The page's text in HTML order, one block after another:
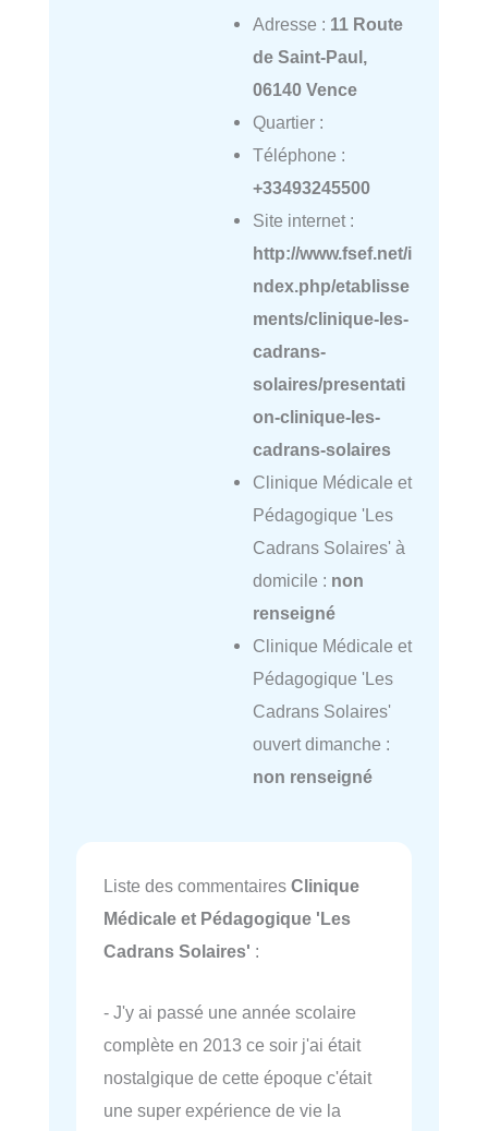
Adresse : 11 Route
de Saint-Paul,
06140 Vence
Quartier :
Téléphone :
+33493245500
Site internet :
http://www.fsef.net/i
ndex.php/etablisse
ments/clinique-les-
cadrans-
solaires/presentati
on-clinique-les-
cadrans-solaires
Clinique Médicale et
Pédagogique 'Les
Cadrans Solaires' à
domicile : non
renseigné
Clinique Médicale et
Pédagogique 'Les
Cadrans Solaires'
ouvert dimanche :
non renseigné
Liste des commentaires Clinique
Médicale et Pédagogique 'Les
Cadrans Solaires' :
- J'y ai passé une année scolaire
complète en 2013 ce soir j'ai était
nostalgique de cette époque c'était
une super expérience de vie la